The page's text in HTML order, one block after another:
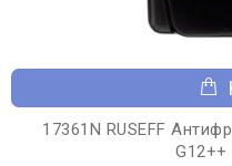
17361N RUSEFF
G12++